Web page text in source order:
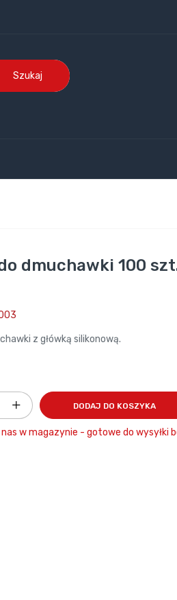
Szukaj
dmuchawki 100
z główką silikonową.
DODAJ DO KOSZYKA
w magazynie - gotowe do wysyłki